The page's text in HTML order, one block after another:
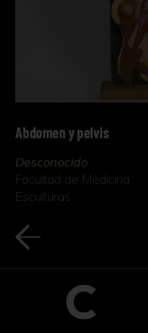
Abdomen y pelvis
Desconocido
Facultad de Medicina
Esculturas